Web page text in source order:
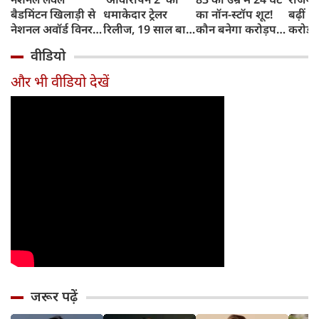
बैडमिंटन खिलाड़ी से
नेशनल अवॉर्ड विनर
जूनियर NTR से जुड़ी
7 अनसुनी बातें
धमाकेदार ट्रेलर
रिलीज, 19 साल बाद
वापसी, इमरान
हाशमी का इंटेंस
अवतार छाया
का नॉन-स्टॉप शूट!
कौन बनेगा करोड़पति
बच्चन का हैरान करने
बढ़ीं
करोड़
बड़ी
वीडियो
और भी वीडियो देखें
जरूर पढ़ें